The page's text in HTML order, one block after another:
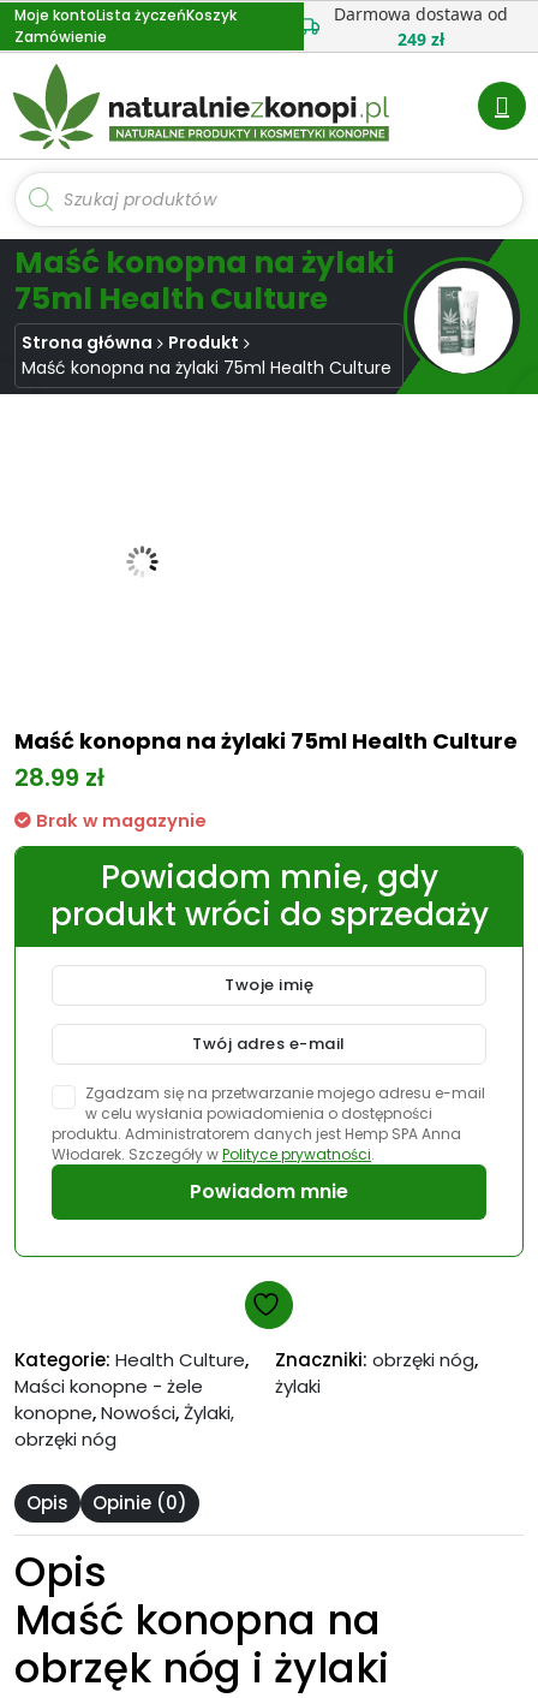
Przejdź
do
treści
Moje kontoLista życzeńKoszyk
Zamówienie
Darmowa dostawa od
249 zł
Wyszukiwarka
produktów
Maść konopna na żylaki
75ml Health Culture
Strona główna
Produkt
Maść konopna na żylaki 75ml Health Culture
Maść konopna na żylaki 75ml Health Culture
28.99 zł
Brak w magazynie
Powiadom mnie, gdy
produkt wróci do sprzedaży
Zgadzam się na przetwarzanie mojego adresu e-mail
w celu wysłania powiadomienia o dostępności
produktu. Administratorem danych jest Hemp SPA Anna
Włodarek. Szczegóły wPolityce prywatności.
Powiadom mnie
Kategorie: Health Culture,
Maści konopne - żele
konopne,Nowości,Żylaki,
obrzęki nóg
Znaczniki: obrzęki nóg,
żylaki
Opis Opinie (0)
Opis
Maść konopna na
obrzęk nóg i żylaki